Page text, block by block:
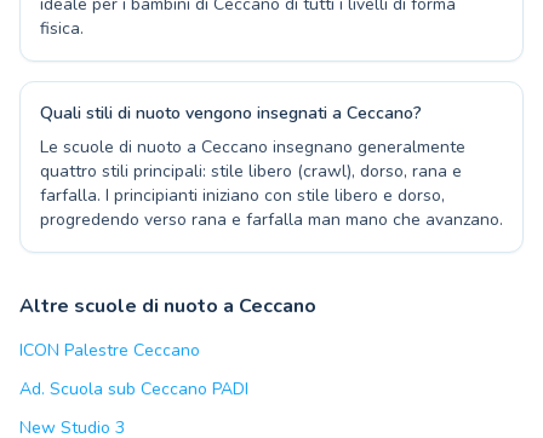
fisica.
Quali stili di nuoto vengono insegnati a Ceccano?
Le scuole di nuoto a Ceccano insegnano generalmente
quattro stili principali: stile libero (crawl), dorso, rana e
farfalla. I principianti iniziano con stile libero e dorso,
progredendo verso rana e farfalla man mano che avanzano.
Altre scuole di nuoto a Ceccano
ICON Palestre Ceccano
Ad. Scuola sub Ceccano PADI
New Studio 3